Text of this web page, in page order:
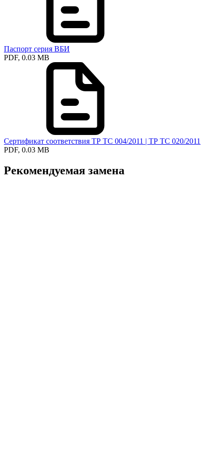
Паспорт серия ВБИ
PDF, 0.03 MB
Сертификат соответствия ТР ТС 004/2011 | ТР ТС 020/2011
PDF, 0.03 MB
Рекомендуемая замена